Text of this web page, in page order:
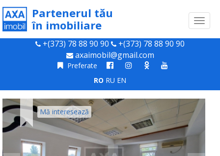
Partenerul tău
în imobiliare
+(373) 78 88 90 90
+(373) 78 88 90 90
axaimobil@gmail.com
Preferate
RO RU EN
Mă interesează